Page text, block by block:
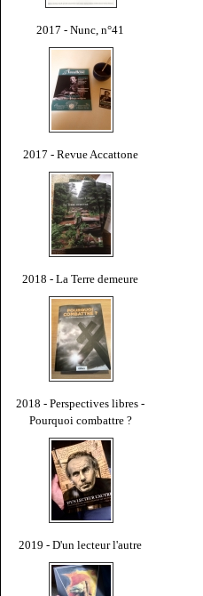
2017 - Nunc, n°41
2017 - Revue Accattone
2018 - La Terre demeure
2018 - Perspectives libres -
Pourquoi combattre ?
2019 - D'un lecteur l'autre